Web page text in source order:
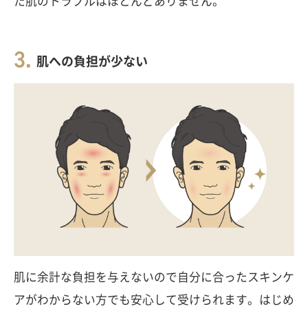
肌への負担が少ない
肌に余計な負担を与えないので自分に合ったスキンケ
アがわからない方でも安心して受けられます。はじめ